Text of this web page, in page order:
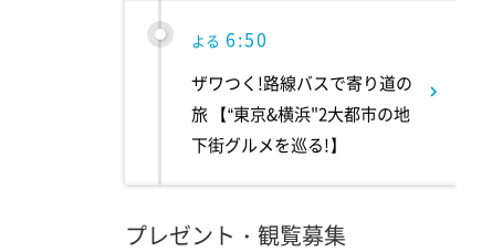
よる 6:50
ザワつく!路線バスで寄り道の
旅 【“東京&横浜"2大都市の地
下街グルメを巡る!】
よる 8:00
プレゼント・観覧募集